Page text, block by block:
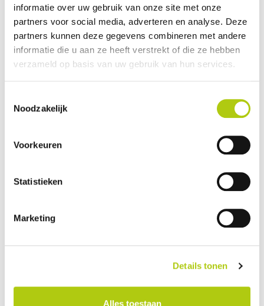
informatie over uw gebruik van onze site met onze
partners voor social media, adverteren en analyse. Deze
partners kunnen deze gegevens combineren met andere
informatie die u aan ze heeft verstrekt of die ze hebben
verzameld op basis van uw gebruik van hun services.
Noodzakelijk
Voorkeuren
Statistieken
Marketing
Details tonen
Alles toestaan
Plus- en minpunten
Wat vind je van de scooter?
Je gegevens